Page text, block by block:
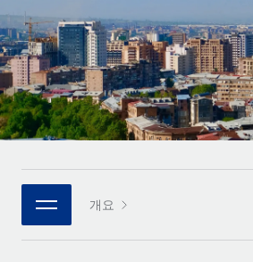
HR을 워크플로에 매끄럽게 통합
플랫폼
팀을 위한 통합된 핵심 HR 기능
연결 새로운
통합
핵심 비즈니스 도구로 프로세스를 간소화
엔터프라이즈
대기업을 위한 글로벌 HR
REMOTE 파트너 되기
플랫폼에 글로벌 HR을 유연하게 통합
Remote와의 파트너십 기회 탐색
HR 용어집
체크리스트 및 템플릿
직무 설명 라이브러리
이벤트
Español
Italiano
Português (Portugal)
한국어
개요